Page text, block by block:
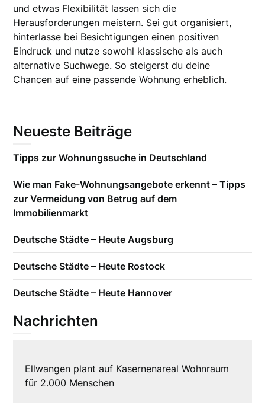
und etwas Flexibilität lassen sich die
Herausforderungen meistern. Sei gut organisiert,
hinterlasse bei Besichtigungen einen positiven
Eindruck und nutze sowohl klassische als auch
alternative Suchwege. So steigerst du deine
Chancen auf eine passende Wohnung erheblich.
Neueste Beiträge
Tipps zur Wohnungssuche in Deutschland
Wie man Fake-Wohnungsangebote erkennt – Tipps
zur Vermeidung von Betrug auf dem
Immobilienmarkt
Deutsche Städte – Heute Augsburg
Deutsche Städte – Heute Rostock
Deutsche Städte – Heute Hannover
Nachrichten
Ellwangen plant auf Kasernenareal Wohnraum
für 2.000 Menschen